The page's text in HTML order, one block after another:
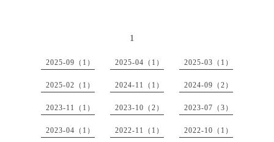
1
2025-09（1） 2025-04（1） 2025-03（1）
2025-02（1） 2024-11（1） 2024-09（2）
2023-11（1） 2023-10（2） 2023-07（3）
2023-04（1） 2022-11（1） 2022-10（1）